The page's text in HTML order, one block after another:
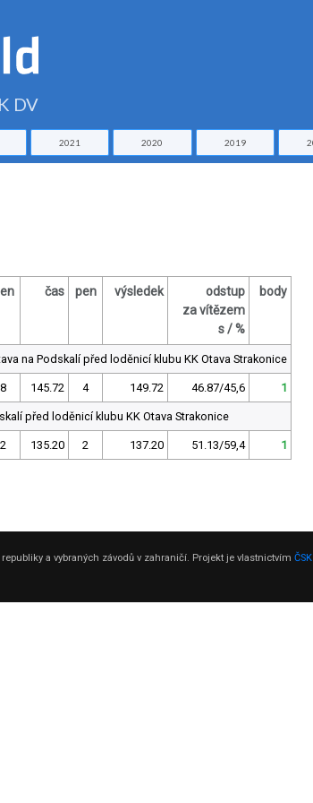
DV
2021 2020 2019
čas pen výsledek
odstup
za vítězem
s / %
body
na Podskalí před loděnicí klubu KK Otava Strakonice
8 145.72 4 149.72 46.87/45,6 1
před loděnicí klubu KK Otava Strakonice
2 135.20 2 137.20 51.13/59,4 1
a vybraných závodů v zahraničí. Projekt je vlastnictvím